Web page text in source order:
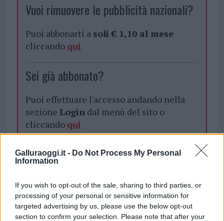
Galluraoggi.it - Do Not Process My Personal
Information
If you wish to opt-out of the sale, sharing to third parties, or
processing of your personal or sensitive information for
targeted advertising by us, please use the below opt-out
section to confirm your selection. Please note that after your
Vuoi rimuovere le pubblicità nazionali?
Puoi abbonarti a soli € 1,10 al mese
cliccando qui
Sei già abbonato?
Puoi effettuare l'accesso andando nella
sezione Logindal menù del sito o
cliccando qui
TEMI: Spaccio Cocaina
Notizie in tempo reale?
Entra nel canale telegram di
GalluraOggi.it